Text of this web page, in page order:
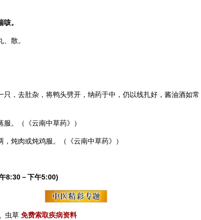
。
散。
，去肚杂，将鸭头劈开，纳药于中，仍以线扎好，酱油酒如常
。（《云南中草药》）
炖肉或炖鸡服。（《云南中草药》）
8:30－下午5:00)
虫草 免费索取疾病资料